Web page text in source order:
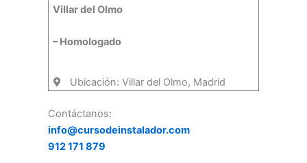
Villar del Olmo
– Homologado
Ubicación: Villar del Olmo, Madrid
Contáctanos:
info@cursodeinstalador.com
912 171 879